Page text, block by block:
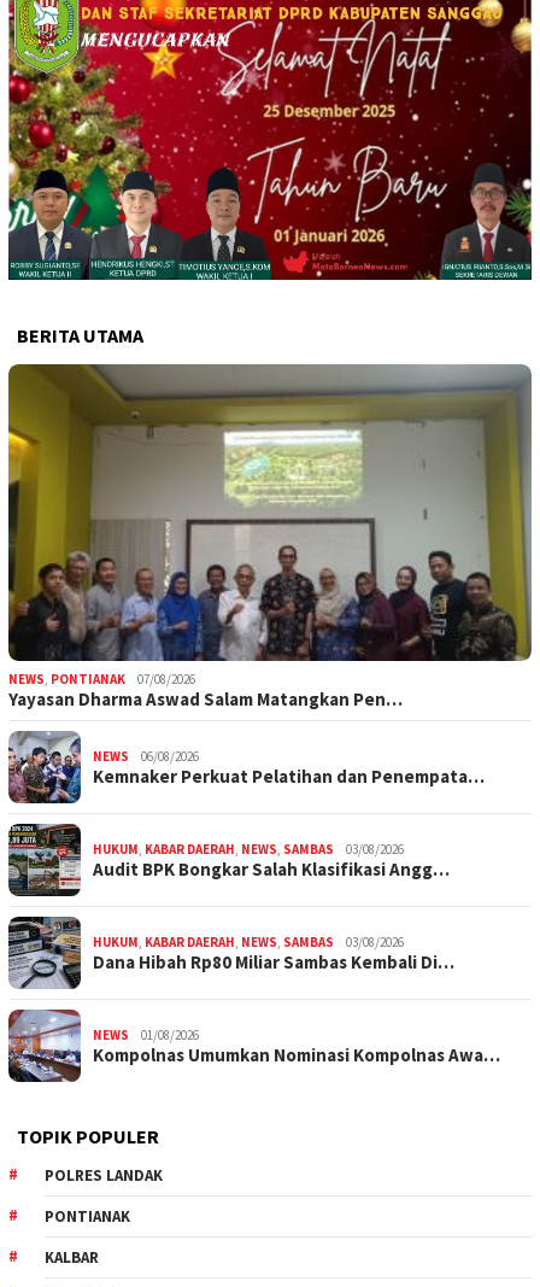
BERITA UTAMA
NEWS, PONTIANAK 07/08/2026
Yayasan Dharma Aswad Salam Matangkan Pen…
NEWS 06/08/2026
Kemnaker Perkuat Pelatihan dan Penempata…
HUKUM, KABAR DAERAH, NEWS, SAMBAS 03/08/2026
Audit BPK Bongkar Salah Klasifikasi Angg…
HUKUM, KABAR DAERAH, NEWS, SAMBAS 03/08/2026
Dana Hibah Rp80 Miliar Sambas Kembali Di…
NEWS 01/08/2026
Kompolnas Umumkan Nominasi Kompolnas Awa…
TOPIK POPULER
POLRES LANDAK
PONTIANAK
KALBAR